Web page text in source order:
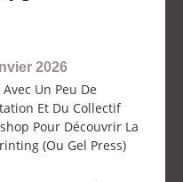
2026
Un Peu De
Et Du Collectif
Pour Découvrir La
(ou Gel Press)